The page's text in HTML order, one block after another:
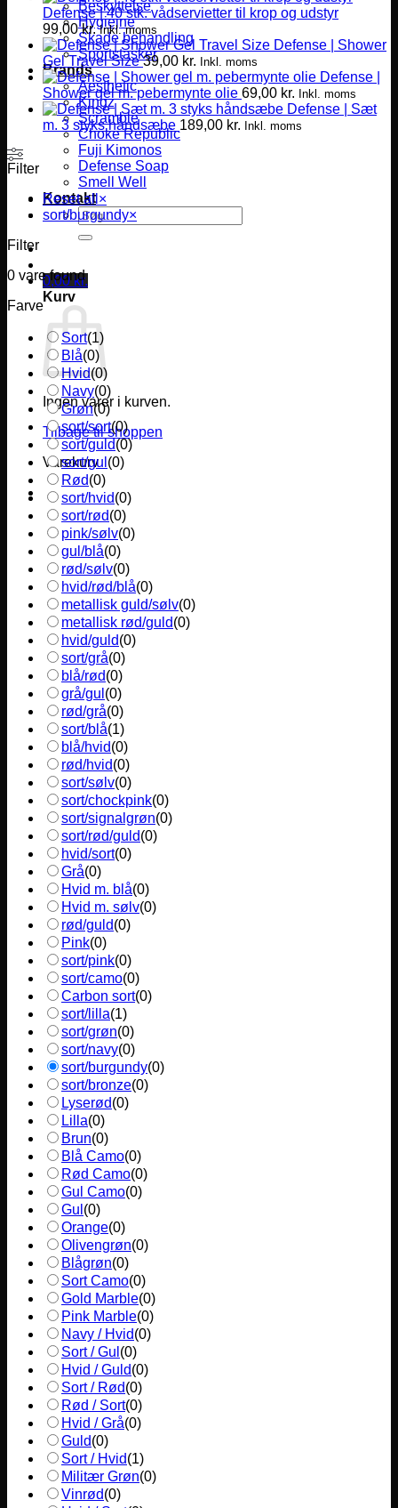
Beskyttelse
Hygiejne
Skade behandling
Sportstasker
Brands
Aesthetic
Kingz
Scramble
Choke Republic
Fuji Kimonos
Defense Soap
Smell Well
Kontakt
Søg
efter:
0,00 kr.
Kurv
Ingen varer i kurven.
Tilbage til shoppen
Varekurv
Defense | 40 stk. vådservietter til krop og udstyr
99,00kr. Inkl. moms
Defense | Shower
Gel Travel Size 39,00 kr. Inkl. moms
Defense |
Shower gel m. pebermynte olie 69,00 kr. Inkl. moms
Defense | Sæt
m. 3 styks håndsæbe 189,00 kr. Inkl. moms
Filter
Reset all ×
sort/burgundy×
Filter
0 vare found
Farve
Sort(1)
Blå(0)
Hvid(0)
Navy(0)
Grøn(0)
sort/sort(0)
sort/guld(0)
sort/gul (0)
Rød(0)
sort/hvid(0)
sort/rød(0)
pink/sølv(0)
gul/blå(0)
rød/sølv(0)
hvid/rød/blå(0)
metallisk guld/sølv(0)
metallisk rød/guld(0)
hvid/guld(0)
sort/grå(0)
blå/rød(0)
grå/gul (0)
rød/grå(0)
sort/blå(1)
blå/hvid(0)
rød/hvid(0)
sort/sølv(0)
sort/chockpink(0)
sort/signalgrøn(0)
sort/rød/guld(0)
hvid/sort(0)
Grå(0)
Hvid m. blå(0)
Hvid m. sølv(0)
rød/guld(0)
Pink(0)
sort/pink(0)
sort/camo(0)
Carbon sort(0)
sort/lilla(1)
sort/grøn(0)
sort/navy(0)
sort/burgundy(0)
sort/bronze(0)
Lyserød(0)
Lilla(0)
Brun(0)
Blå Camo(0)
Rød Camo(0)
Gul Camo(0)
Gul (0)
Orange(0)
Olivengrøn(0)
Blågrøn(0)
Sort Camo(0)
Gold Marble(0)
Pink Marble(0)
Navy / Hvid(0)
Sort / Gul (0)
Hvid / Guld(0)
Sort / Rød(0)
Rød / Sort(0)
Hvid / Grå(0)
Guld(0)
Sort / Hvid(1)
Militær Grøn(0)
Vinrød(0)